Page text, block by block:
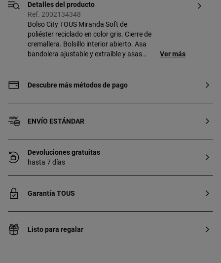
Detalles del producto
Ref. 2002134348
Bolso City TOUS Miranda Soft de
poliéster reciclado en color gris. Cierre de
cremallera. Bolsillo interior abierto. Asa
bandolera ajustable y extraíble y asas
Ver más
Descubre más métodos de pago
ENVÍO ESTÁNDAR
Devoluciones gratuitas
hasta 7 días
Garantía TOUS
Listo para regalar